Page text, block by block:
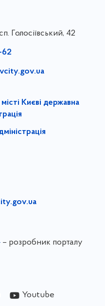
Голосіївський, 42
62
Києві державна
– розробник порталу
Youtube